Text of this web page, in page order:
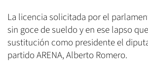
La licencia solicitada por el
sin goce de sueldo y en ese lapso
sustitución como presidente el
partido ARENA, Alberto Romero.